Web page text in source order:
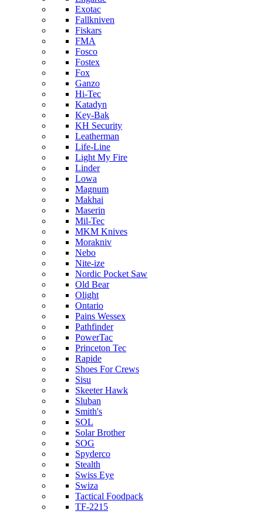
Exotac
Fallkniven
Fiskars
FMA
Fosco
Fostex
Fox
Ganzo
Hi-Tec
Katadyn
Key-Bak
KH Security
Leatherman
Life-Line
Light My Fire
Linder
Lowa
Magnum
Makhai
Maserin
Mil-Tec
MKM Knives
Morakniv
Nebo
Nite-ize
Nordic Pocket Saw
Old Bear
Olight
Ontario
Pains Wessex
Pathfinder
PowerTac
Princeton Tec
Rapide
Shoes For Crews
Sisu
Skeeter Hawk
Sluban
Smith's
SOL
Solar Brother
SOG
Spyderco
Stealth
Swiss Eye
Swiza
Tactical Foodpack
TF-2215